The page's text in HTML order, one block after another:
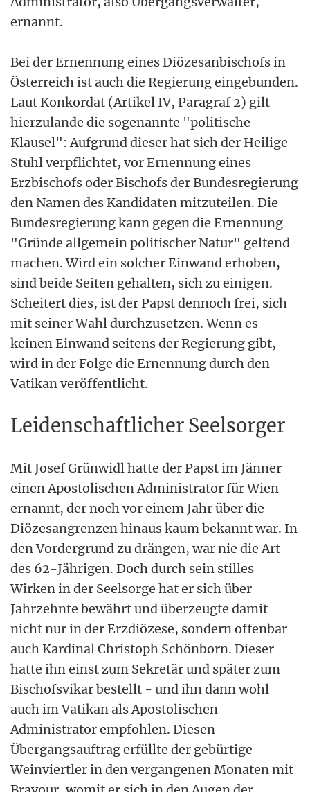
ernannt.
Bei der Ernennung eines Diözesanbischofs in
Österreich ist auch die Regierung eingebunden.
Laut Konkordat (Artikel IV, Paragraf 2) gilt
hierzulande die sogenannte "politische
Klausel": Aufgrund dieser hat sich der Heilige
Stuhl verpflichtet, vor Ernennung eines
Erzbischofs oder Bischofs der Bundesregierung
den Namen des Kandidaten mitzuteilen. Die
Bundesregierung kann gegen die Ernennung
"Gründe allgemein politischer Natur" geltend
machen. Wird ein solcher Einwand erhoben,
sind beide Seiten gehalten, sich zu einigen.
Scheitert dies, ist der Papst dennoch frei, sich
mit seiner Wahl durchzusetzen. Wenn es
keinen Einwand seitens der Regierung gibt,
wird in der Folge die Ernennung durch den
Vatikan veröffentlicht.
Leidenschaftlicher Seelsorger
Mit Josef Grünwidl hatte der Papst im Jänner
einen Apostolischen Administrator für Wien
ernannt, der noch vor einem Jahr über die
Diözesangrenzen hinaus kaum bekannt war. In
den Vordergrund zu drängen, war nie die Art
des 62-Jährigen. Doch durch sein stilles
Wirken in der Seelsorge hat er sich über
Jahrzehnte bewährt und überzeugte damit
nicht nur in der Erzdiözese, sondern offenbar
auch Kardinal Christoph Schönborn. Dieser
hatte ihn einst zum Sekretär und später zum
Bischofsvikar bestellt - und ihn dann wohl
auch im Vatikan als Apostolischen
Administrator empfohlen. Diesen
Übergangsauftrag erfüllte der gebürtige
Weinviertler in den vergangenen Monaten mit